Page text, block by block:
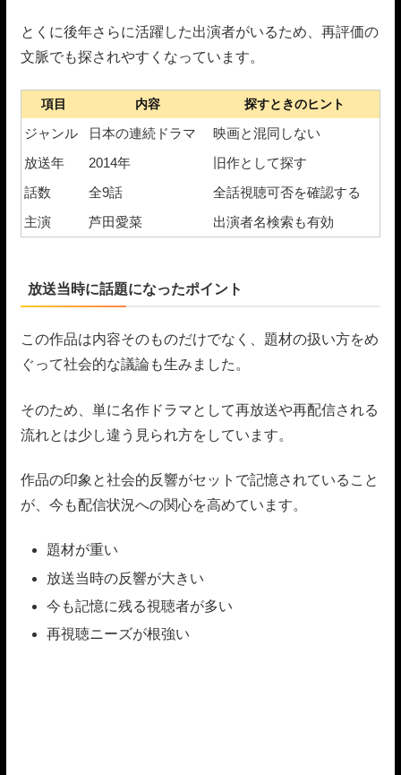
とくに後年さらに活躍した出演者がいるため、再評価の
文脈でも探されやすくなっています。
項目 内容 探すときのヒント
ジャンル 日本の連続ドラマ
映画と混同しない
放送年
2014年
旧作として探す
話数
全9話
全話視聴可否を確認する
主演
芦田愛菜 出演者名検索も有効
放送当時に話題になったポイント
この作品は内容そのものだけでなく、題材の扱い方をめ
ぐって社会的な議論も生みました。
そのため、単に名作ドラマとして再放送や再配信される
流れとは少し違う見られ方をしています。
作品の印象と社会的反響がセットで記憶されていること
が、今も配信状況への関心を高めています。
題材が重い
放送当時の反響が大きい
今も記憶に残る視聴者が多い
再視聴ニーズが根強い